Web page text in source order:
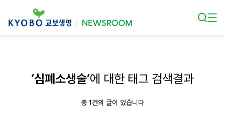
‘심폐소생술’에 대한 태그 검색결과
총 1건의 글이 있습니다